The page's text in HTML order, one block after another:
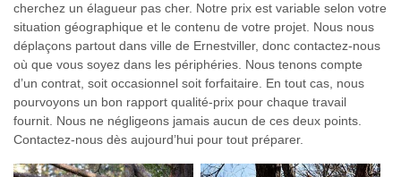
cherchez un élagueur pas cher. Notre prix est variable selon votre
situation géographique et le contenu de votre projet. Nous nous
déplaçons partout dans ville de Ernestviller, donc contactez-nous
où que vous soyez dans les périphéries. Nous tenons compte
d’un contrat, soit occasionnel soit forfaitaire. En tout cas, nous
pourvoyons un bon rapport qualité-prix pour chaque travail
fournit. Nous ne négligeons jamais aucun de ces deux points.
Contactez-nous dès aujourd’hui pour tout préparer.